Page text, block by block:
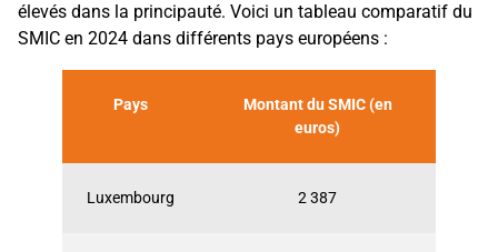
élevés dans la principauté. Voici un tableau comparatif du
SMIC en 2024 dans différents pays européens :
Pays
Montant du SMIC (en
euros)
Luxembourg 2 387